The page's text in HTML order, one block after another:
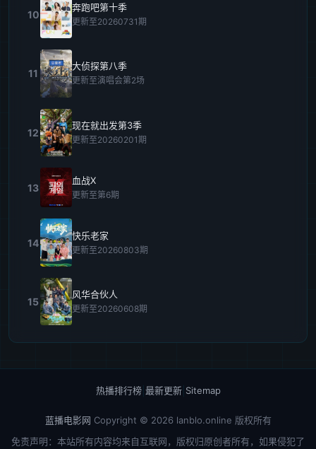
10
奔跑吧第十季
更新至20260731期
11
大侦探第八季
更新至演唱会第2场
12
现在就出发第3季
更新至20260201期
13
血战X
更新至第6期
14
快乐老家
更新至20260803期
15
风华合伙人
更新至20260608期
热播排行榜| 最新更新| Sitemap
蓝播电影网 Copyright © 2026 lanblo.online 版权所有
免责声明：本站所有内容均来自互联网，版权归原创者所有，如果侵犯了